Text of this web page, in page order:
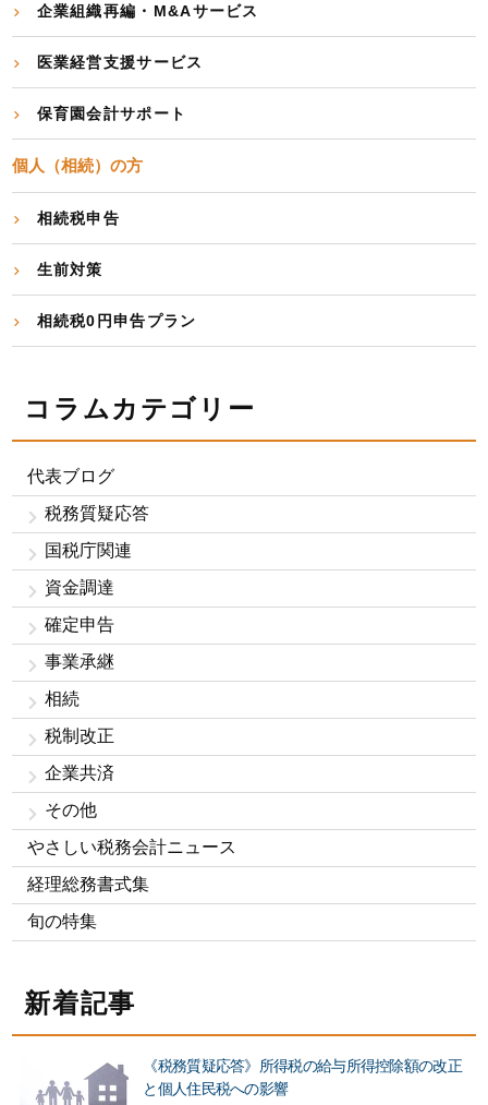
企業組織再編・M&Aサービス
医業経営支援サービス
保育園会計サポート
個人（相続）の方
相続税申告
生前対策
相続税0円申告プラン
コラムカテゴリー
代表ブログ
税務質疑応答
国税庁関連
資金調達
確定申告
事業承継
相続
税制改正
企業共済
その他
やさしい税務会計ニュース
経理総務書式集
旬の特集
新着記事
《税務質疑応答》所得税の給与所得控除額の改正
と個人住民税への影響